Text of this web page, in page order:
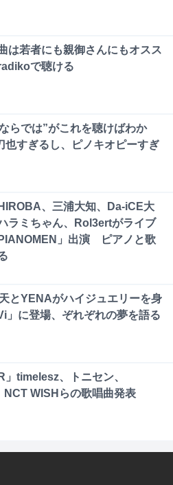
は若者にも親御さんにもオスス
で聴ける
らでは”がこれを聴けばわか
也すぎるし、ピノキオピーすぎ
、三浦大知、Da-iCE大
ラミちゃん、Rol3ertがライブ
」出演 ピアノと歌
とYENAがハイジュエリーを身
」に登場、ぞれぞれの夢を語る
」timelesz、トニセン、
NCT WISHらの歌唱曲発表